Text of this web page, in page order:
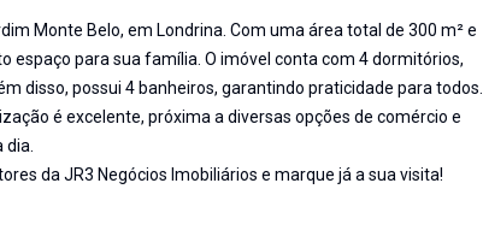
Monte Belo, em Londrina. Com uma área total de 300 m² e
espaço para sua família. O imóvel conta com 4 dormitórios,
disso, possui 4 banheiros, garantindo praticidade para todos.
é excelente, próxima a diversas opções de comércio e
dia.
da JR3 Negócios Imobiliários e marque já a sua visita!